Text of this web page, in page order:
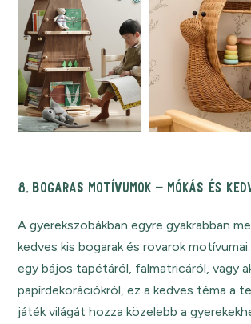
8. BOGARAS MOTÍVUMOK – MÓKÁS ÉS
A gyerekszobákban egyre gyakrabban
kedves kis bogarak és rovarok
egy bájos tapétáról, falmatricáról, vagy
papírdekorációkról, ez a kedves téma a
játék világát hozza közelebb a